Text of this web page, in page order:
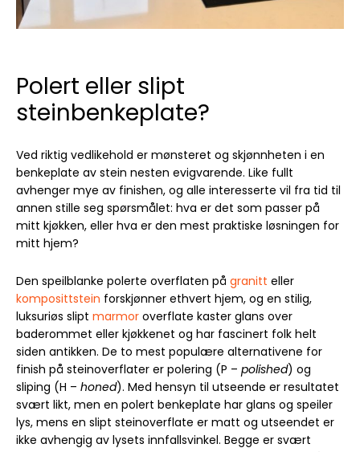
Polert eller slipt
steinbenkeplate?
Ved riktig vedlikehold er mønsteret og skjønnheten i en
benkeplate av stein nesten evigvarende. Like fullt
avhenger mye av finishen, og alle interesserte vil fra tid til
annen stille seg spørsmålet: hva er det som passer på
mitt kjøkken, eller hva er den mest praktiske løsningen for
mitt hjem?
Den speilblanke polerte overflaten på granitt eller
komposittstein forskjønner ethvert hjem, og en stilig,
luksuriøs slipt marmor overflate kaster glans over
baderommet eller kjøkkenet og har fascinert folk helt
siden antikken. De to mest populære alternativene for
finish på steinoverflater er polering (P – polished) og
sliping (H – honed). Med hensyn til utseende er resultatet
svært likt, men en polert benkeplate har glans og speiler
lys, mens en slipt steinoverflate er matt og utseendet er
ikke avhengig av lysets innfallsvinkel. Begge er svært